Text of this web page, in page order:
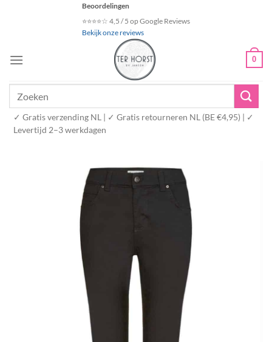
Beoordelingen
⭐⭐⭐⭐☆ 4,5 / 5 op Google Reviews
Bekijk onze reviews
0
✓ Gratis verzending NL | ✓ Gratis retourneren NL (BE €4,95) | ✓
Levertijd 2–3 werkdagen